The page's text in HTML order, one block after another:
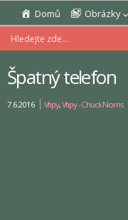
Domů Obrázky
Špatný telefon
7.6.2016 Vtipy,Vtipy - Chuck Norris